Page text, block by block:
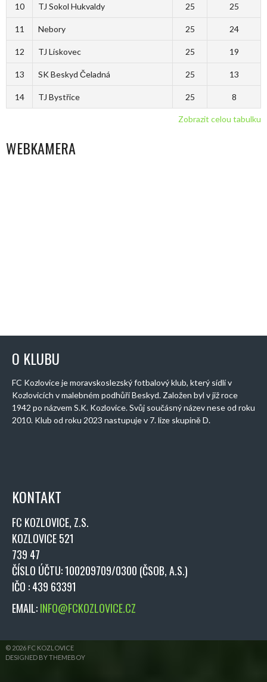
10 TJ Sokol Hukvaldy 25 25
11 Nebory 25 24
12 TJ Lískovec 25 19
13 SK Beskyd Čeladná 25 13
14 TJ Bystřice 25 8
Zobrazit celou tabulku
WEBKAMERA
O KLUBU
FC Kozlovice je moravskoslezský fotbalový klub, který sídlí v
Kozlovicích v malebném podhůří Beskyd. Založen byl v již roce
1942 po názvem S.K. Kozlovice. Svůj součásný název nese od roku
2010. Klub od roku 2023 nastupuje v 7. lize skupině D.
KONTAKT
FC KOZLOVICE, Z.S.
KOZLOVICE 521
739 47
ČÍSLO ÚČTU: 100209709/0300 (ČSOB, A.S.)
IČO : 439 63391
EMAIL:INFO@FCKOZLOVICE.CZ
© 2026 FC KOZLOVICE
DESIGNED BY THEMEBOY